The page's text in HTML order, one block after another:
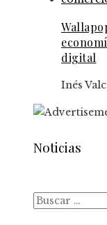
digital
Inés
Noticias
Buscar: